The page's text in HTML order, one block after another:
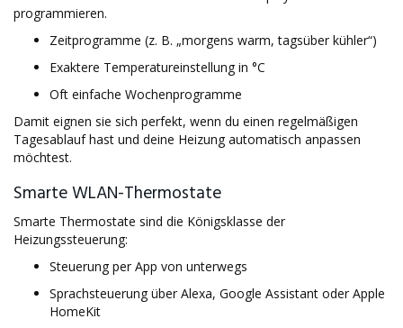
programmieren.
Zeitprogramme (z. B. „morgens warm, tagsüber kühler“)
Exaktere Temperatureinstellung in °C
Oft einfache Wochenprogramme
Damit eignen sie sich perfekt, wenn du einen regelmäßigen
Tagesablauf hast und deine Heizung automatisch anpassen
möchtest.
Smarte WLAN-Thermostate
Smarte Thermostate sind die Königsklasse der
Heizungssteuerung:
Steuerung per App von unterwegs
Sprachsteuerung über Alexa, Google Assistant oder Apple
HomeKit